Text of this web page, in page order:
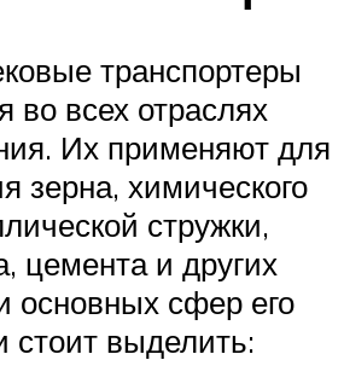
транспортеры
во всех отраслях
Их применяют для
зерна, химического
стружки,
цемента и других
основных сфер его
стоит выделить: